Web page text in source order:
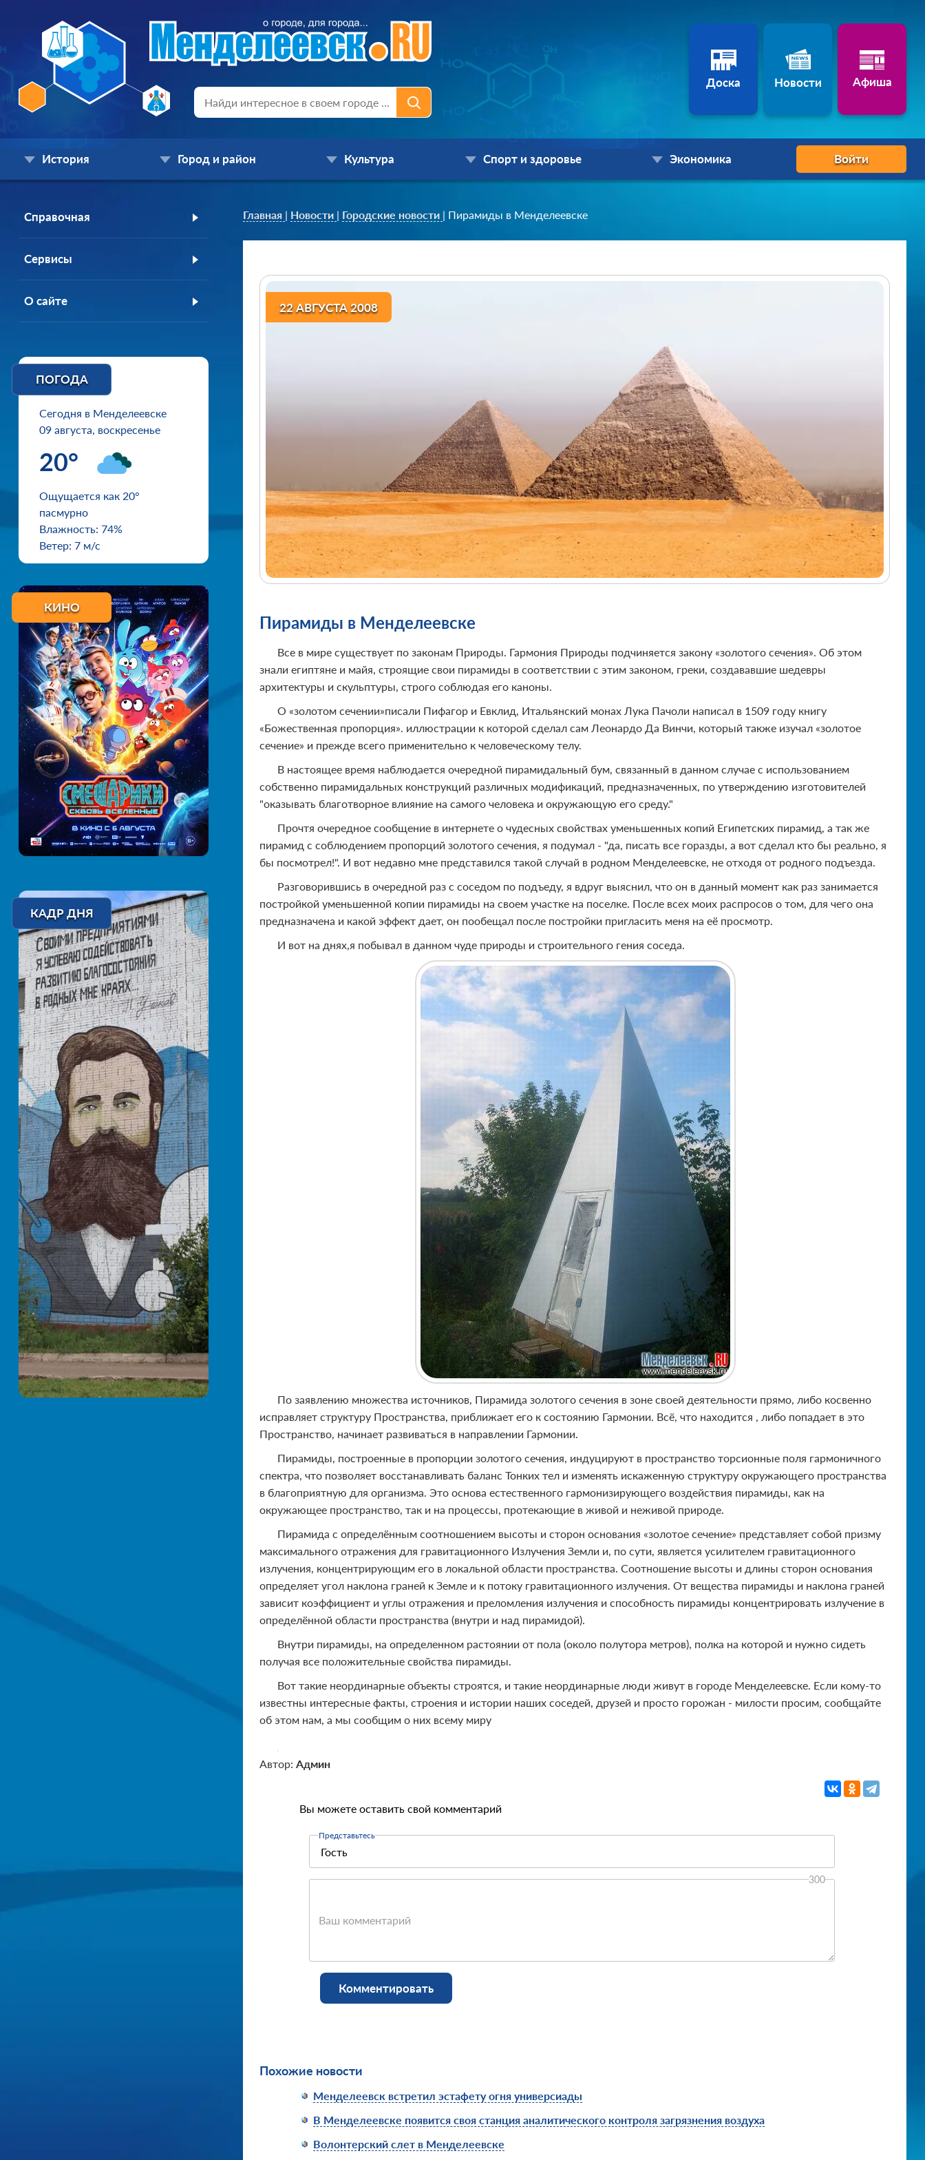
Доска Новости Афиша
История Город и район Культура Спорт и здоровье Экономика Войти
Справочная
Сервисы
О сайте
ПОГОДА
Сегодня в Менделеевске
09 августа, воскресенье
20°
Ощущается как 20°
пасмурно
Влажность: 74%
Ветер: 7 м/с
КИНО
КАДР ДНЯ
Главная | Новости | Городские новости | Пирамиды в Менделеевске
22 АВГУСТА 2008
Пирамиды в Менделеевске
Все в мире существует по законам Природы. Гармония Природы подчиняется закону «золотого сечения». Об этом
знали египтяне и майя, строящие свои пирамиды в соответствии с этим законом, греки, создававшие шедевры
архитектуры и скульптуры, строго соблюдая его каноны.
О «золотом сечении»писали Пифагор и Евклид, Итальянский монах Лука Пачоли написал в 1509 году книгу
«Божественная пропорция». иллюстрации к которой сделал сам Леонардо Да Винчи, который также изучал «золотое
сечение» и прежде всего применительно к человеческому телу.
В настоящее время наблюдается очередной пирамидальный бум, связанный в данном случае с использованием
собственно пирамидальных конструкций различных модификаций, предназначенных, по утверждению изготовителей
"оказывать благотворное влияние на самого человека и окружающую его среду."
Прочтя очередное сообщение в интернете о чудесных свойствах уменьшенных копий Египетских пирамид, а так же
пирамид с соблюдением пропорций золотого сечения, я подумал - "да, писать все горазды, а вот сделал кто бы реально, я
бы посмотрел!". И вот недавно мне представился такой случай в родном Менделеевске, не отходя от родного подъезда.
Разговорившись в очередной раз с соседом по подъеду, я вдруг выяснил, что он в данный момент как раз занимается
постройкой уменьшенной копии пирамиды на своем участке на поселке. После всех моих распросов о том, для чего она
предназначена и какой эффект дает, он пообещал после постройки пригласить меня на её просмотр.
И вот на днях,я побывал в данном чуде природы и строительного гения соседа.
По заявлению множества источников, Пирамида золотого сечения в зоне своей деятельности прямо, либо косвенно
исправляет структуру Пространства, приближает его к состоянию Гармонии. Всё, что находится , либо попадает в это
Пространство, начинает развиваться в направлении Гармонии.
Пирамиды, построенные в пропорции золотого сечения, индуцируют в пространство торсионные поля гармоничного
спектра, что позволяет восстанавливать баланс Тонких тел и изменять искаженную структуру окружающего пространства
в благоприятную для организма. Это основа естественного гармонизирующего воздействия пирамиды, как на
окружающее пространство, так и на процессы, протекающие в живой и неживой природе.
Пирамида с определённым соотношением высоты и сторон основания «золотое сечение» представляет собой призму
максимального отражения для гравитационного Излучения Земли и, по сути, является усилителем гравитационного
излучения, концентрирующим его в локальной области пространства. Соотношение высоты и длины сторон основания
определяет угол наклона граней к Земле и к потоку гравитационного излучения. От вещества пирамиды и наклона граней
зависит коэффициент и углы отражения и преломления излучения и способность пирамиды концентрировать излучение в
определённой области пространства (внутри и над пирамидой).
Внутри пирамиды, на определенном растоянии от пола (около полутора метров), полка на которой и нужно сидеть
получая все положительные свойства пирамиды.
Вот такие неординарные объекты строятся, и такие неординарные люди живут в городе Менделеевске. Если кому-то
известны интересные факты, строения и истории наших соседей, друзей и просто горожан - милости просим, сообщайте
об этом нам, а мы сообщим о них всему миру
Автор: Админ
Вы можете оставить свой комментарий
Представьтесь
Ваш комментарий
300
Комментировать
Похожие новости
Менделеевск встретил эстафету огня универсиады
В Менделеевске появится своя станция аналитического контроля загрязнения воздуха
Волонтерский слет в Менделеевске